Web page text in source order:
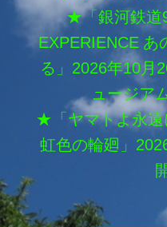
★「銀河鉄道
EXPERIENCE あ
る」2026年10月
ュージア
★「ヤマトよ永遠
虹色の輪廻」